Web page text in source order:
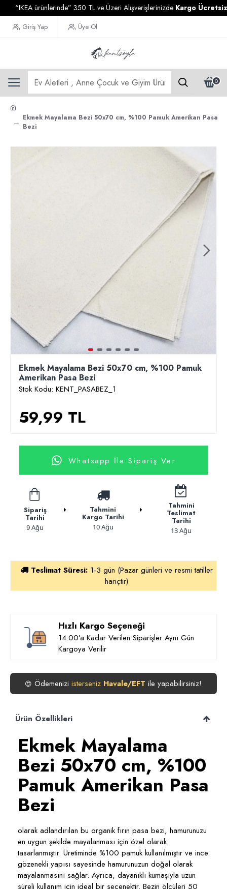
ürünlerinde” 350 TL ve Üzeri AlışverişlerinizdeKargo Ücretsiz
Giriş Yap Üye Ol
0
Ekmek Mayalama Bezi 50x70 cm, %100 Pamuk Amerikan Pasa
Bezi
Ekmek Mayalama Bezi 50x70 cm, %100 Pamuk
Amerikan Pasa Bezi
Stok Kodu: KENT_PASABEZ_1
59,99 TL
Whatsapp İle Sipariş Ver
Sipariş
Tarihi
9 Ağu
Tahmini
Kargo Tarihi
10 Ağu
Tahmini
Teslimat
Tarihi
13 Ağu
Teslimat Süresi: 1-3 gün (Pazar günleri ve resmi tatiller
hariçtir)
Hızlı Kargo Seçeneği
14:00’a Kadar Verilen Siparişler Aynı Gün
Kargoya Verilir
😍 Ödemenizi ile yapabilirsiniz!
Ürün Özellikleri
Ekmek Mayalama
Bezi 50x70 cm, %100
Pamuk Amerikan Pasa
Bezi
olarak adlandırılan bu organik fırın pasa bezi, hamurunuzu
en uygun şekilde mayalanması için özel olarak
tasarlanmıştır. Üretiminde %100 pamuk kullanılmıştır ve ince
gözenekli yapısı sayesinde hamurunuzun doğal olarak
mayalanmasını sağlar. Ayrıca, dayanıklı kumaşıyla uzun
süreli kullanım için ideal bir seçenektir. Bezin ölçüleri 50